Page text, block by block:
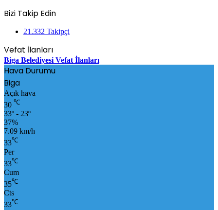
Bizi Takip Edin
21.332 Takipçi
Vefat İlanları
Biga Belediyesi Vefat İlanları
Hava Durumu
Biga
Açık hava
30 ℃
33º - 23º
37%
7.09 km/h
33℃
Per
33℃
Cum
35℃
Cts
33℃